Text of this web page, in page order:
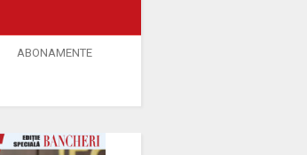
ABONAMENTE